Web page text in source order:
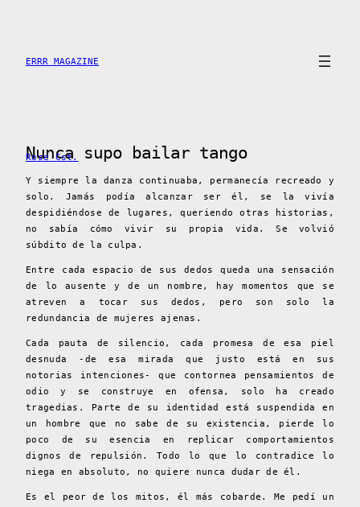
content
ERRR MAGAZINE
Nunca supo bailar tango
Rose Cst.
Y siempre la danza continuaba, permanecía recreado y
solo. Jamás podía alcanzar ser él, se la vivía
despidiéndose de lugares, queriendo otras historias,
no sabía cómo vivir su propia vida. Se volvió
súbdito de la culpa.
Entre cada espacio de sus dedos queda una sensación
de lo ausente y de un nombre, hay momentos que se
atreven a tocar sus dedos, pero son solo la
redundancia de mujeres ajenas.
Cada pauta de silencio, cada promesa de esa piel
desnuda -de esa mirada que justo está en sus
notorias intenciones- que contornea pensamientos de
odio y se construye en ofensa, solo ha creado
tragedias. Parte de su identidad está suspendida en
un hombre que no sabe de su existencia, pierde lo
poco de su esencia en replicar comportamientos
dignos de repulsión. Todo lo que lo contradice lo
niega en absoluto, no quiere nunca dudar de él.
Es el peor de los mitos, él más cobarde. Me pedí un